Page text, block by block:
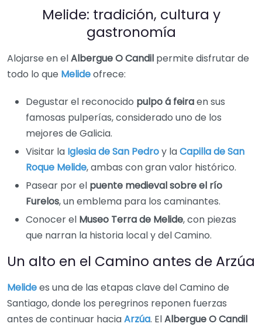
Melide: tradición, cultura y
gastronomía
Alojarse en elAlbergue O Candil permite disfrutar de
todo lo que Melideofrece:
Degustar el reconocido pulpo á feiraen sus
famosas pulperías, considerado uno de los
mejores de Galicia.
Visitar la Iglesia de San Pedroy laCapilla de San
Roque Melide, ambas con gran valor histórico.
Pasear por el puente medieval sobre el río
Furelos, un emblema para los caminantes.
Conocer el Museo Terra de Melide, con piezas
que narran la historia local y del Camino.
Un alto en el Camino antes de Arzúa
Melidees una de las etapas clave del Camino de
Santiago, donde los peregrinos reponen fuerzas
antes de continuar haciaArzúa. ElAlbergue O Candil